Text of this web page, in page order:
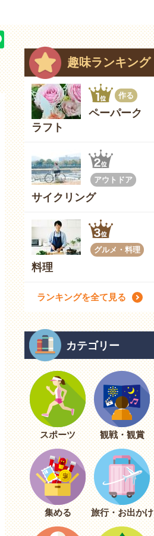
趣味ランキング
作る
ペーパーク
ラフト
アウトドア
サイクリング
グルメ・料理
料理
ランキングを全て見る
カテゴリー
スポーツ 観戦・観賞
集める 旅行・お出かけ